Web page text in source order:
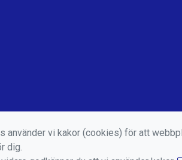
använder vi kakor (cookies) för att
dig.